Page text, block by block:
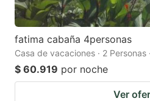
fatima cabaña 4personas
Casa de vacaciones · 2 Personas
$ 60.919 por noche
Ver